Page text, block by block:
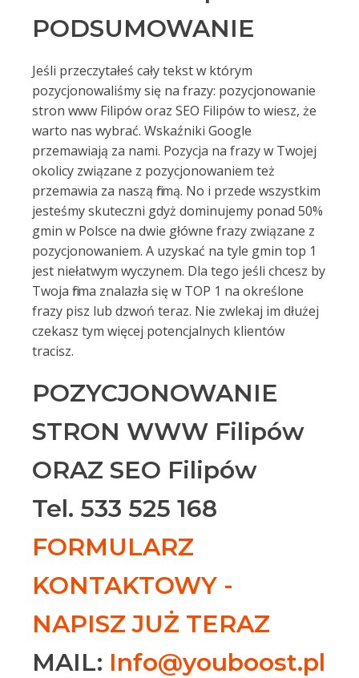
PODSUMOWANIE
Jeśli przeczytałeś cały tekst w którym
pozycjonowaliśmy się na frazy: pozycjonowanie
stron www Filipów oraz SEO Filipów to wiesz, że
warto nas wybrać. Wskaźniki Google
przemawiają za nami. Pozycja na frazy w Twojej
okolicy związane z pozycjonowaniem też
przemawia za naszą firmą. No i przede wszystkim
jesteśmy skuteczni gdyż dominujemy ponad 50%
gmin w Polsce na dwie główne frazy związane z
pozycjonowaniem. A uzyskać na tyle gmin top 1
jest niełatwym wyczynem. Dla tego jeśli chcesz by
Twoja firma znalazła się w TOP 1 na określone
frazy pisz lub dzwoń teraz. Nie zwlekaj im dłużej
czekasz tym więcej potencjalnych klientów
tracisz.
POZYCJONOWANIE
STRON WWW Filipów
ORAZ SEO Filipów
Tel. 533 525 168
FORMULARZ
KONTAKTOWY -
NAPISZ JUŻ TERAZ
MAIL: Info@youboost.pl